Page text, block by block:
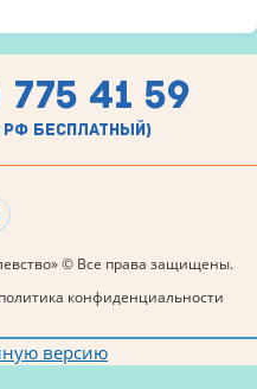
41 59
рф бесплатный)
© Все права защищены.
конфиденциальности
версию